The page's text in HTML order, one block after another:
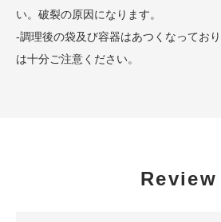
い。破裂の原因になります。
-調理後の袋及び容器はあつくなってお
は十分ご注意ください。
Review